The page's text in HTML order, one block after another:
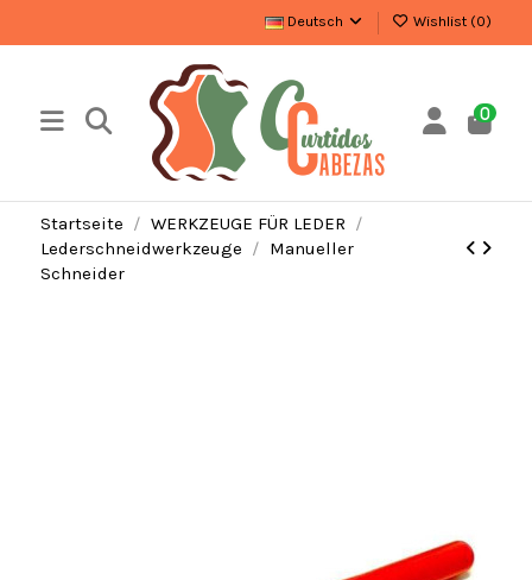
Deutsch Wishlist (0)
0
Startseite
WERKZEUGE FÜR LEDER
Lederschneidwerkzeuge
Manueller
Schneider